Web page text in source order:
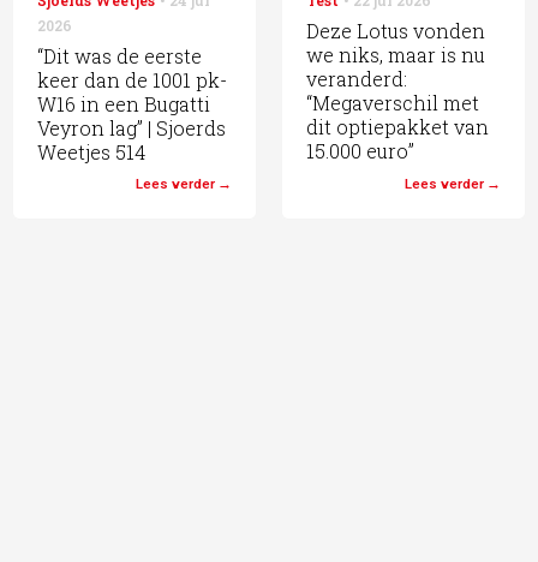
2026
“Dit was de eerste
keer dan de 1001 pk-
W16 in een Bugatti
Veyron lag” | Sjoerds
Weetjes 514
Lees verder
Deze Lotus vonden
we niks, maar is nu
veranderd:
“Megaverschil met
dit optiepakket van
15.000 euro”
Lees verder